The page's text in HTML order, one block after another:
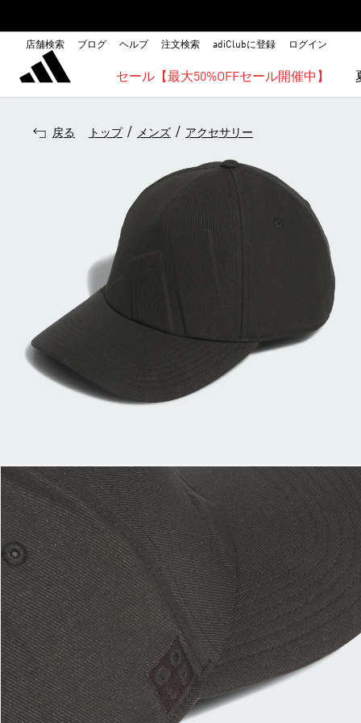
店舗検索 ブログ ヘルプ 注文検索 adiClubに登録 ログイン
セール【最大50%OFFセール開催中】
戻る トップ / メンズ / アクセサリー